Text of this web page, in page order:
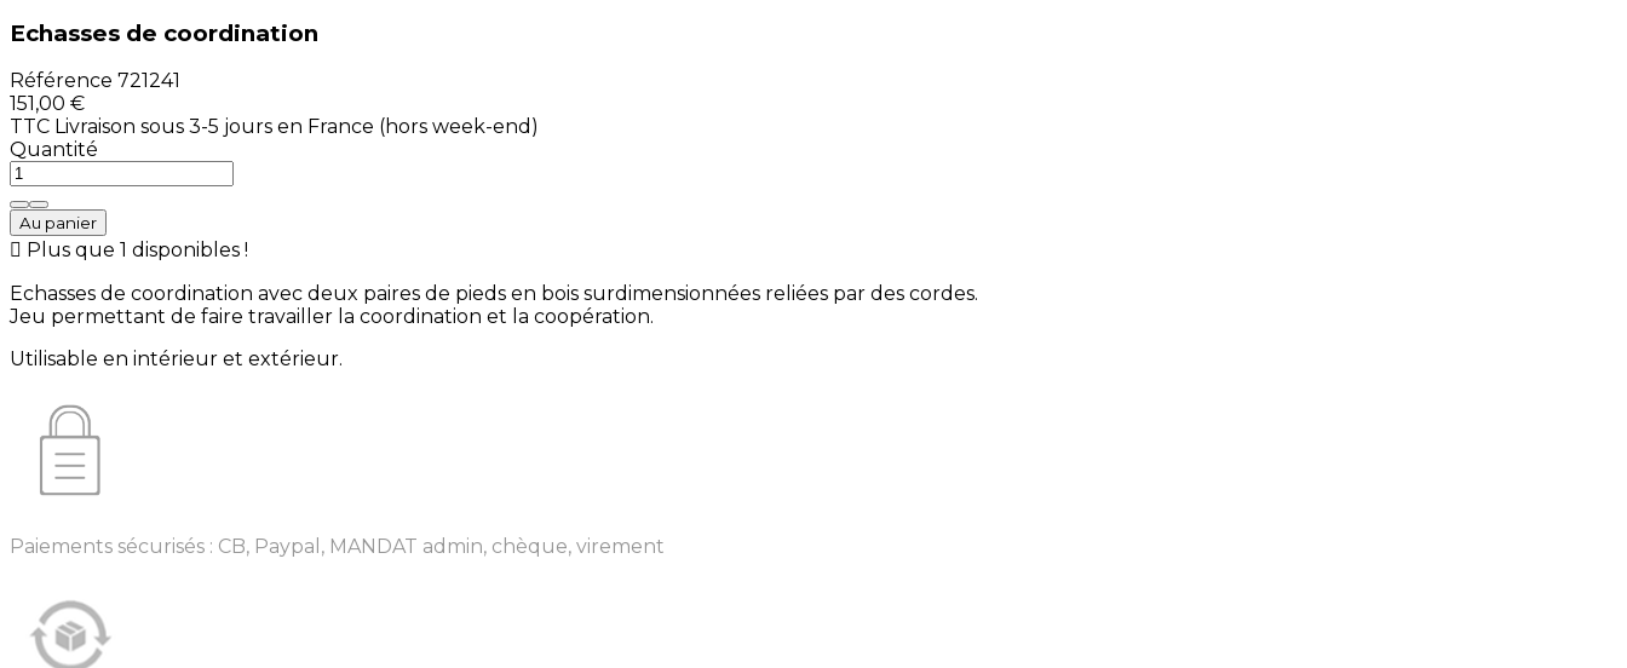
Echasses de coordination
Référence 721241
151,00 €
TTC Livraison sous 3-5 jours en France (hors week-end)
Quantité
Au panier
 Plus que 1 disponibles !
Echasses de coordination avec deux paires de pieds en bois surdimensionnées reliées par des cordes.
Jeu permettant de faire travailler la coordination et la coopération.
Utilisable en intérieur et extérieur.
Paiements sécurisés : CB, Paypal, MANDAT admin, chèque, virement